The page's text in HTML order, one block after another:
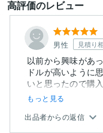
高評価のレビュー
男性 見積り
以前から興味があ
ドルが高いように
いと思ったので購
もっと見る
出品者からの返信